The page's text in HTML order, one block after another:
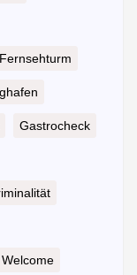
Fernsehturm
Gastrocheck